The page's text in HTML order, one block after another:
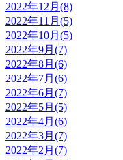
2022年12月(8)
2022年11月(5)
2022年10月(5)
2022年9月(7)
2022年8月(6)
2022年7月(6)
2022年6月(7)
2022年5月(5)
2022年4月(6)
2022年3月(7)
2022年2月(7)